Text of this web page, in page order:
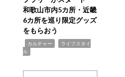
和歌山市内5カ所・近畿
6カ所を巡り限定グッズ
をもらおう
カルチャー
ライフスタイ
ル